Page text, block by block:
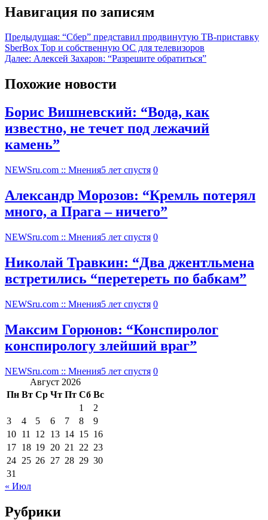
Навигация по записям
Предыдущая: “Сбер” представил продвинутую ТВ-приставку
SberBox Top и собственную ОС для телевизоров
Далее: Алексей Захаров: “Разрешите обратиться”
Похожие новости
Борис Вишневский: “Вода, как
известно, не течет под лежачий
камень”
NEWSru.com :: Мнения5 лет спустя 0
Александр Морозов: “Кремль потерял
много, а Прага – ничего”
NEWSru.com :: Мнения5 лет спустя 0
Николай Травкин: “Два джентльмена
встретились “перетереть по бабкам”
NEWSru.com :: Мнения5 лет спустя 0
Максим Горюнов: “Конспиролог
конспирологу злейший враг”
NEWSru.com :: Мнения5 лет спустя 0
Август 2026
Пн Вт Ср Чт Пт Сб Вс
1
2
3
4 5 6 7 8
9
10 11 12 13 14 15 16
17 18 19 20 21 22 23
24 25 26 27 28 29 30
31
« Июл
Рубрики